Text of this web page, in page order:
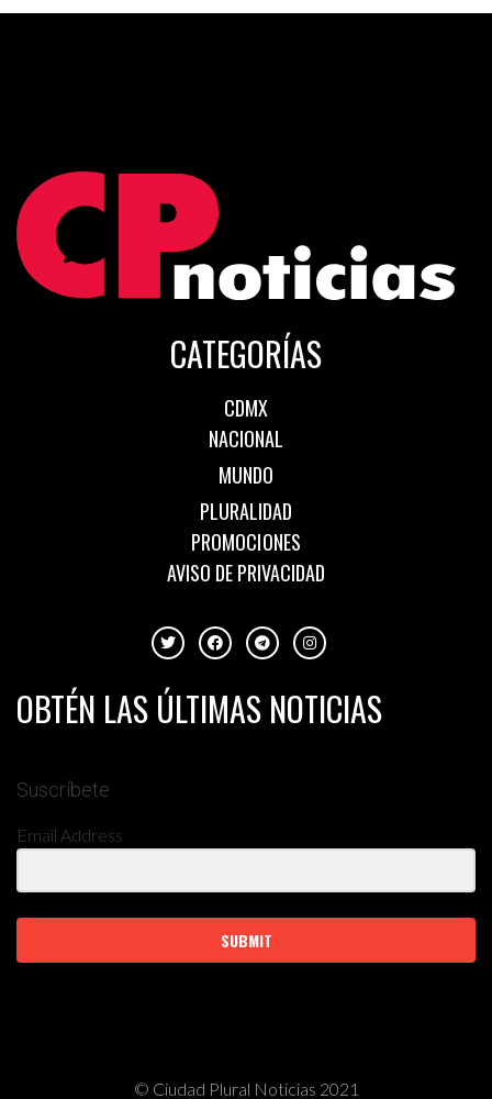
CATEGORÍAS
CDMX
NACIONAL
MUNDO
PLURALIDAD
PROMOCIONES
AVISO DE PRIVACIDAD
OBTÉN LAS ÚLTIMAS NOTICIAS
Suscríbete
Email Address
SUBMIT
© Ciudad Plural Noticias 2021